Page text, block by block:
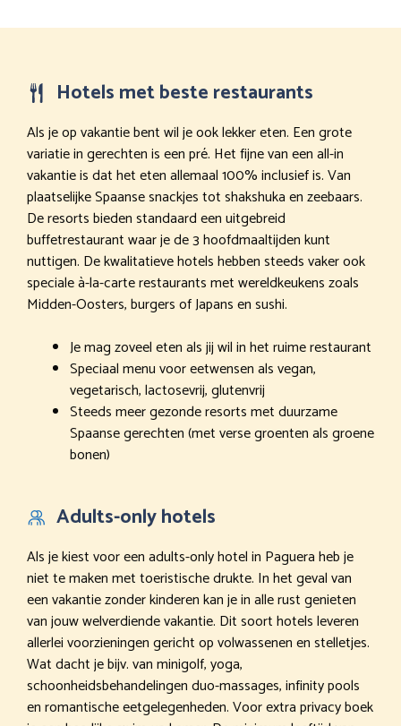
Hotels met beste restaurants
Als je op vakantie bent wil je ook lekker eten. Een grote
variatie in gerechten is een pré. Het fijne van een all-in
vakantie is dat het eten allemaal 100% inclusief is. Van
plaatselijke Spaanse snackjes tot shakshuka en zeebaars.
De resorts bieden standaard een uitgebreid
buffetrestaurant waar je de 3 hoofdmaaltijden kunt
nuttigen. De kwalitatieve hotels hebben steeds vaker ook
speciale à-la-carte restaurants met wereldkeukens zoals
Midden-Oosters, burgers of Japans en sushi.
Je mag zoveel eten als jij wil in het ruime restaurant
Speciaal menu voor eetwensen als vegan,
vegetarisch, lactosevrij, glutenvrij
Steeds meer gezonde resorts met duurzame
Spaanse gerechten (met verse groenten als groene
bonen)
Adults-only hotels
Als je kiest voor een adults-only hotel in Paguera heb je
niet te maken met toeristische drukte. In het geval van
een vakantie zonder kinderen kan je in alle rust genieten
van jouw welverdiende vakantie. Dit soort hotels leveren
allerlei voorzieningen gericht op volwassenen en stelletjes.
Wat dacht je bijv. van minigolf, yoga,
schoonheidsbehandelingen duo-massages, infinity pools
en romantische eetgelegenheden. Voor extra privacy boek